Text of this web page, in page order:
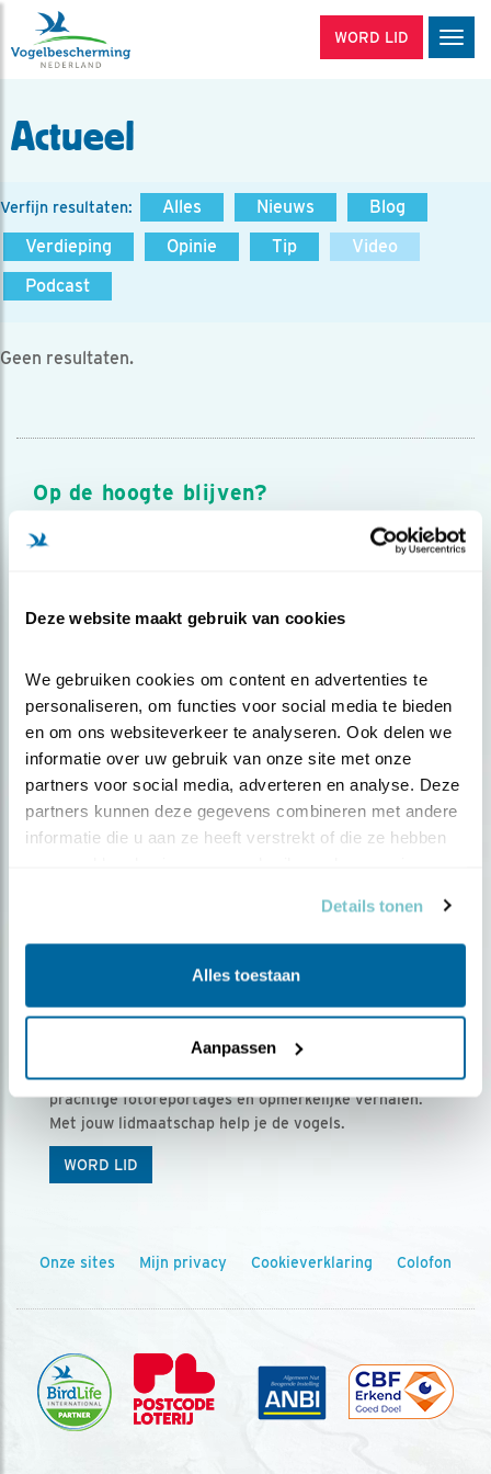
Deze website maakt gebruik van cookies
We gebruiken cookies om content en advertenties te
personaliseren, om functies voor social media te bieden
en om ons websiteverkeer te analyseren. Ook delen we
informatie over uw gebruik van onze site met onze
partners voor social media, adverteren en analyse. Deze
partners kunnen deze gegevens combineren met andere
informatie die u aan ze heeft verstrekt of die ze hebben
Details tonen
Alles toestaan
Aanpassen
WORD LID
Actueel
Verfijn resultaten: Alles Nieuws
Blog
Verdieping
Opinie Tip
Video
Podcast
Geen resultaten.
Op de hoogte blijven?
Meld je aan en ontvang nieuws, inspiratie, acties en tips
over vogels en activiteiten van Vogelbescherming.
Ontvang 5 x Vogels voor € 36,00 per jaar
Vogels is het tijdschrift voor onze leden, met
prachtige fotoreportages en opmerkelijke verhalen.
Met jouw lidmaatschap help je de vogels.
WORD LID
Onze sites Mijn privacy Cookieverklaring Colofon